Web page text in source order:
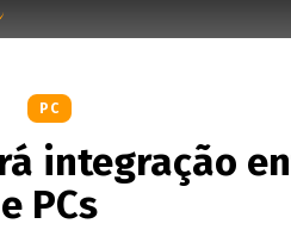
PC
integração
e PCs